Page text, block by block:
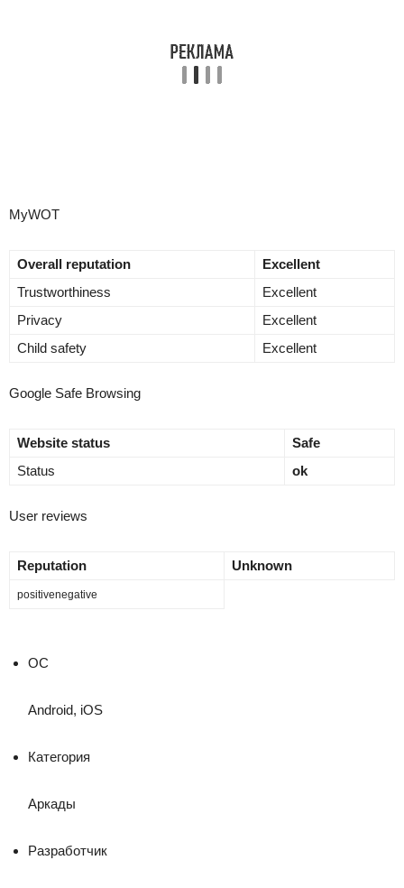
MyWOT
Overall reputation
Excellent
Trustworthiness
Excellent
Privacy
Excellent
Child safety
Excellent
Google Safe Browsing
Website status
Safe
Status
ok
User reviews
Reputation Unknown
positivenegative
ОС
Android, iOS
Категория
Аркады
Разработчик